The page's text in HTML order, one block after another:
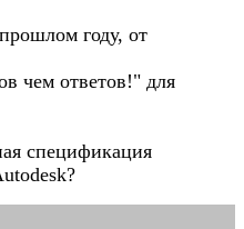
году, от
чем ответов!" для
спецификация